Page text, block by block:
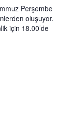
Perşembe
oluşuyor.
için 18.00’de